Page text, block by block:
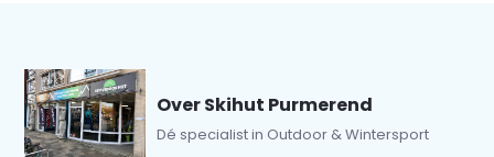
Over Skihut Purmerend
Dé specialist in Outdoor & Wintersport